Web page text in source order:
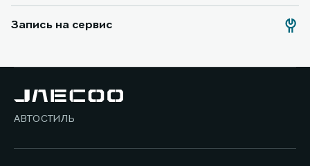
Запись на сервис
АВТОСТИЛЬ